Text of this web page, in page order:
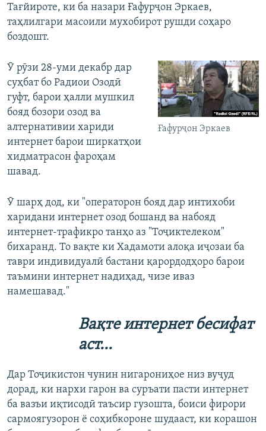
Тағйироте, ки ба назари Ғафурҷон Эркаев,
таҳлилгари масоили мухобирот рушди соҳаро
боздошт.
Ғафурҷон Эркаев
Ӯ рӯзи 28-уми декабр дар
суҳбат бо Радиои Озодӣ
гуфт, барои ҳалли мушкил
бояд бозори озод ва
алтернативии хариди
интернет барои ширкатҳои
хидматрасон фароҳам
шавад.
Ӯ шарҳ дод, ки "операторон бояд дар интихоби
харидани интернет озод бошанд ва набояд
интернет-трафикро танҳо аз "Тоҷиктелеком"
бихаранд. То вақте ки Хадамоти алоқа иҷозаи ба
таври индивидуалӣ бастани қарордодҳоро барои
таъмини интернет надиҳад, чизе иваз
намешавад."​
Вақте интернет бесифат
аст…
Дар Тоҷикистон чунин нигарониҳое низ вуҷуд
дорад, ки нархи гарон ва суръати пасти интернет
ба вазъи иқтисодӣ таъсир гузошта, боиси фирори
сармоягузорон ё соҳибкороне шудааст, ки корашон